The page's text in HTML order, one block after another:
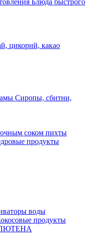
Блюда быстрого
цикорий, какао
Сиропы, сбитни,
соком пихты
продукты
воды
продукты